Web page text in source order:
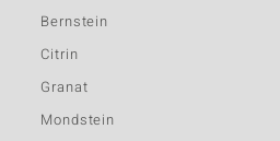
Bernstein
Citrin
Granat
Mondstein